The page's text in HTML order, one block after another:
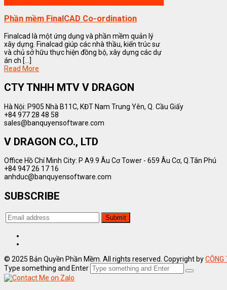
Phần mềm FinalCAD Co-ordination
Finalcad là một ứng dụng và phần mềm quản lý
xây dựng. Finalcad giúp các nhà thầu, kiến trúc sư
và chủ sở hữu thực hiện đồng bộ, xây dựng các dự
án ch [...]
Read More
CTY TNHH MTV V DRAGON
Hà Nội: P905 Nhà B11C, KĐT Nam Trung Yên, Q. Cầu Giấy
+84 977 28 48 58
sales@banquyensoftware.com
V DRAGON CO., LTD
Office Hồ Chí Minh City: P A9.9 Âu Cơ Tower - 659 Âu Cơ, Q.Tân Phú
+84 947 26 17 16
anhduc@banquyensoftware.com
SUBSCRIBE
© 2025 Bản Quyền Phần Mềm. All rights reserved. Copyright byCÔNG
Type something and Enter